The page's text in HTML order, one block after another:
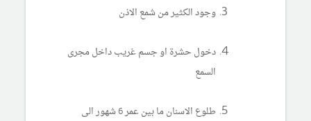
وجود الكثير من شمع الاذن
دخول حشرة او جسم غريب داخل مجرى
السمع
طلوع الاسنان ما بين عمر 6 شهور الى